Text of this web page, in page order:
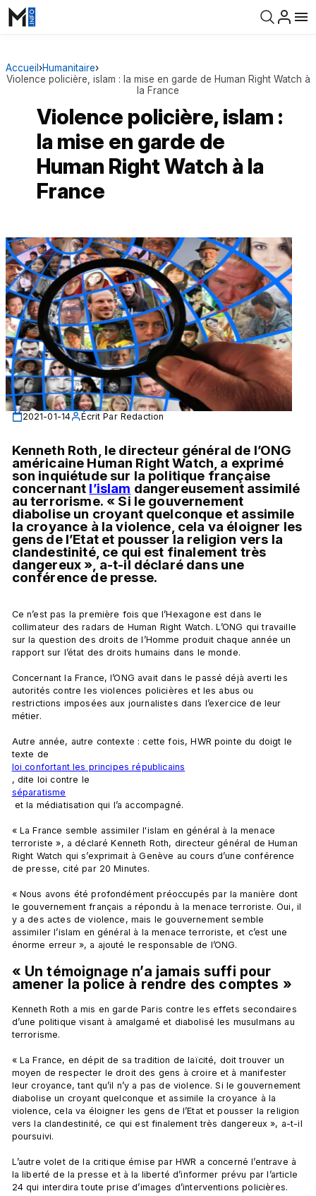
Accueil ›Humanitaire›
Violence policière, islam : la mise en garde de Human Right Watch à
la France
Violence policière, islam :
la mise en garde de
Human Right Watch à la
France
2021-01-14 Écrit Par Redaction
Kenneth Roth, le directeur général de l’ONG
américaine Human Right Watch, a exprimé
son inquiétude sur la politique française
concernant l’islam dangereusement assimilé
au terrorisme. « Si le gouvernement
diabolise un croyant quelconque et assimile
la croyance à la violence, cela va éloigner les
gens de l’Etat et pousser la religion vers la
clandestinité, ce qui est finalement très
dangereux », a-t-il déclaré dans une
conférence de presse.
Ce n’est pas la première fois que l’Hexagone est dans le
collimateur des radars de Human Right Watch. L’ONG qui travaille
sur la question des droits de l’Homme produit chaque année un
rapport sur l’état des droits humains dans le monde.
Concernant la France, l’ONG avait dans le passé déjà averti les
autorités contre les violences policières et les abus ou
restrictions imposées aux journalistes dans l’exercice de leur
métier.
Autre année, autre contexte : cette fois, HWR pointe du doigt le
texte de
loi confortant les principes républicains
, dite loi contre le
séparatisme
« La France semble assimiler l'islam en général à la menace
terroriste », a déclaré Kenneth Roth, directeur général de Human
Right Watch qui s’exprimait à Genève au cours d’une conférence
de presse, cité par 20 Minutes.
« Nous avons été profondément préoccupés par la manière dont
le gouvernement français a répondu à la menace terroriste. Oui, il
y a des actes de violence, mais le gouvernement semble
assimiler l’islam en général à la menace terroriste, et c’est une
« Un témoignage n’a jamais suffi pour
amener la police à rendre des comptes »
Kenneth Roth a mis en garde Paris contre les effets secondaires
d’une politique visant à amalgamé et diabolisé les musulmans au
terrorisme.
« La France, en dépit de sa tradition de laïcité, doit trouver un
moyen de respecter le droit des gens à croire et à manifester
leur croyance, tant qu’il n’y a pas de violence. Si le gouvernement
diabolise un croyant quelconque et assimile la croyance à la
violence, cela va éloigner les gens de l’Etat et pousser la religion
vers la clandestinité, ce qui est finalement très dangereux », a-t-il
poursuivi.
L’autre volet de la critique émise par HWR a concerné l’entrave à
la liberté de la presse et à la liberté d’informer prévu par l’article
24 qui interdira toute prise d’images d’interventions policières.